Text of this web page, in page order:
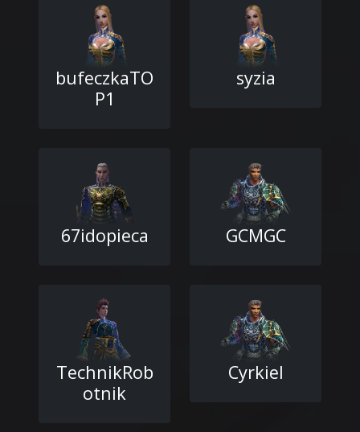
bufeczkaTO
P1
syzia
67idopieca GCMGC
TechnikRob
otnik
Cyrkiel